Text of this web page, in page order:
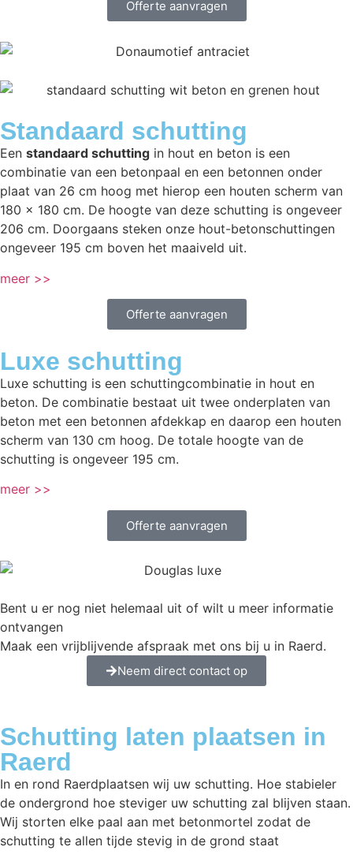
Offerte aanvragen
Standaard schutting
Een standaard schutting in hout en beton is een
combinatie van een betonpaal en een betonnen onder
plaat van 26 cm hoog met hierop een houten scherm van
180 x 180 cm. De hoogte van deze schutting is ongeveer
206 cm. Doorgaans steken onze hout-betonschuttingen
ongeveer 195 cm boven het maaiveld uit.
meer >>
Offerte aanvragen
Luxe schutting
Luxe schutting is een schuttingcombinatie in hout en
beton. De combinatie bestaat uit twee onderplaten van
beton met een betonnen afdekkap en daarop een houten
scherm van 130 cm hoog. De totale hoogte van de
schutting is ongeveer 195 cm.
meer >>
Offerte aanvragen
Bent u er nog niet helemaal uit of wilt u meer informatie
ontvangen
Maak een vrijblijvende afspraak met ons bij u in Raerd.
Neem direct contact op
Schutting laten plaatsen in
Raerd
In en rond Raerdplaatsen wij uw schutting. Hoe stabieler
de ondergrond hoe steviger uw schutting zal blijven staan.
Wij storten elke paal aan met betonmortel zodat de
schutting te allen tijde stevig in de grond staat